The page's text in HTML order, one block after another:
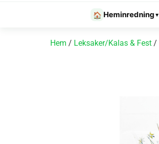
🏠 Heminredning ▾
Hem / Leksaker/Kalas & Fest /